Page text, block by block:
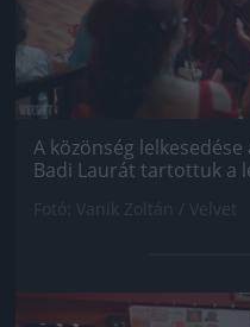
A közönség
Badi Laurát tartottuk a